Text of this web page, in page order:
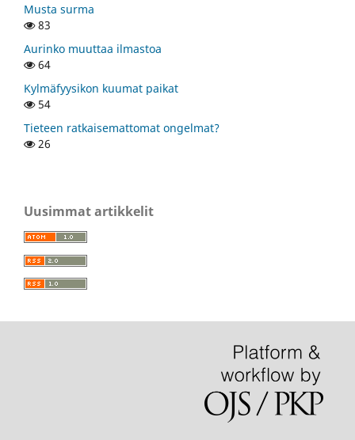
Musta surma
83
Aurinko muuttaa ilmastoa
64
Kylmäfyysikon kuumat paikat
54
Tieteen ratkaisemattomat ongelmat?
26
Uusimmat artikkelit